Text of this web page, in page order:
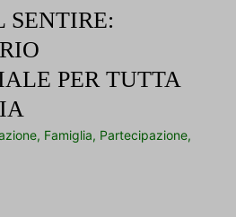
SENTIRE:
PER TUTTA
, Famiglia, Partecipazione,